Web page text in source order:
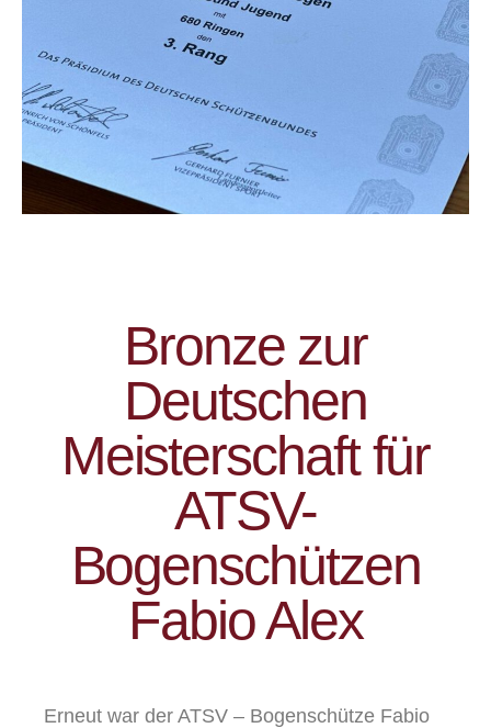
Bronze zur
Deutschen
Meisterschaft für
ATSV-
Bogenschützen
Fabio Alex
Erneut war der ATSV – Bogenschütze Fabio